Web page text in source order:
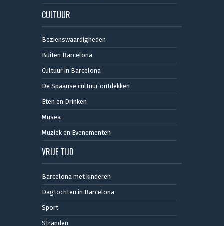
CULTUUR
Bezienswaardigheden
Buiten Barcelona
Cultuur in Barcelona
De Spaanse cultuur ontdekken
Eten en Drinken
Musea
Muziek en Evenementen
VRIJE TIJD
Barcelona met kinderen
Dagtochten in Barcelona
Sport
Stranden